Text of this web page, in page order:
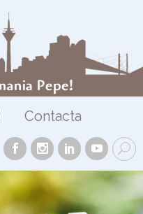
Contacta